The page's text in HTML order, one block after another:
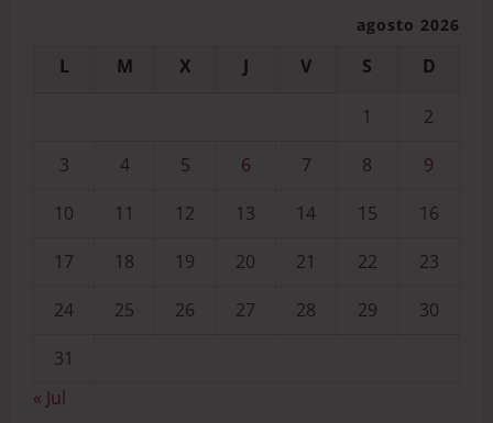
agosto 2026
L M X J V S D
1
2
3
4 5 6 7 8
9
10
11 12 13 14 15
16
17
18 19 20 21 22
23
24
25 26 27 28 29
30
31
« Jul